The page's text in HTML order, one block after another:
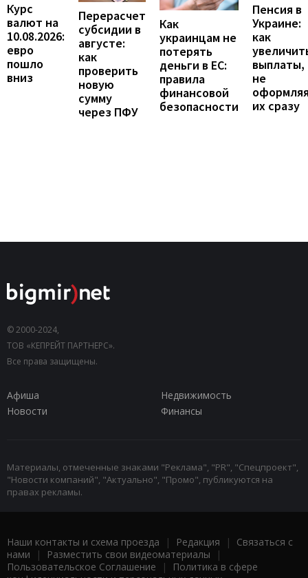
Курс
валют на
10.08.2026:
евро
пошло
вниз
Перерасчет
субсидии в
августе:
как
проверить
новую
сумму
через ПФУ
Как
украинцам не
потерять
деньги в ЕС:
правила
финансовой
безопасности
Пенсия в
Украине:
как
выплаты,
не
их сразу
© 2000-2024,
ТОВ «КЕПРЕЙТ ПАРТНЕРС».
Все права защищены.
Афиша
Недвижимость
Новости
Финансы
Материалы, отмеченные знаками "Реклама", "PR", "Спецпроект",
"Новости компаний", "Актуально", "Промо", публикуются на
правах рекламы.
Наши контакты и схема проезда | Редакция | Связаться с
нами | Разместить свои видеоматериалы |
Пользовательское Соглашение |
Политика в сфере